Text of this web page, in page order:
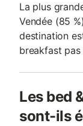
La plus
Vendée (85
destination
breakfast pas
Les bed
sont-ils